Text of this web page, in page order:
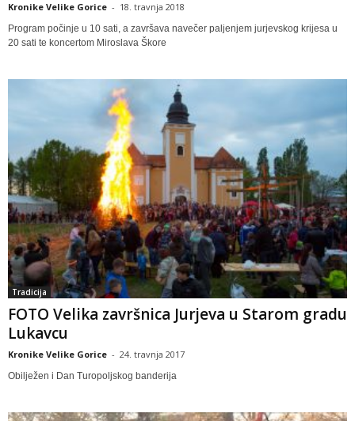
Kronike Velike Gorice - 18. travnja 2018
Program počinje u 10 sati, a završava navečer paljenjem jurjevskog krijesa u
20 sati te koncertom Miroslava Škore
Tradicija
FOTO Velika završnica Jurjeva u Starom gradu
Lukavcu
Kronike Velike Gorice - 24. travnja 2017
Obilježen i Dan Turopoljskog banderija